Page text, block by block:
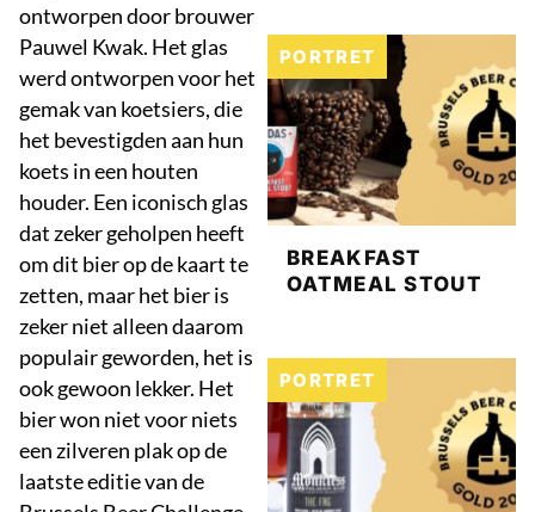
ontworpen door brouwer
Pauwel Kwak. Het glas
werd ontworpen voor het
gemak van koetsiers, die
het bevestigden aan hun
koets in een houten
houder. Een iconisch glas
dat zeker geholpen heeft
om dit bier op de kaart te
zetten, maar het bier is
zeker niet alleen daarom
populair geworden, het is
ook gewoon lekker. Het
bier won niet voor niets
een zilveren plak op de
laatste editie van de
PORTRET
BREAKFAST
OATMEAL STOUT
PORTRET